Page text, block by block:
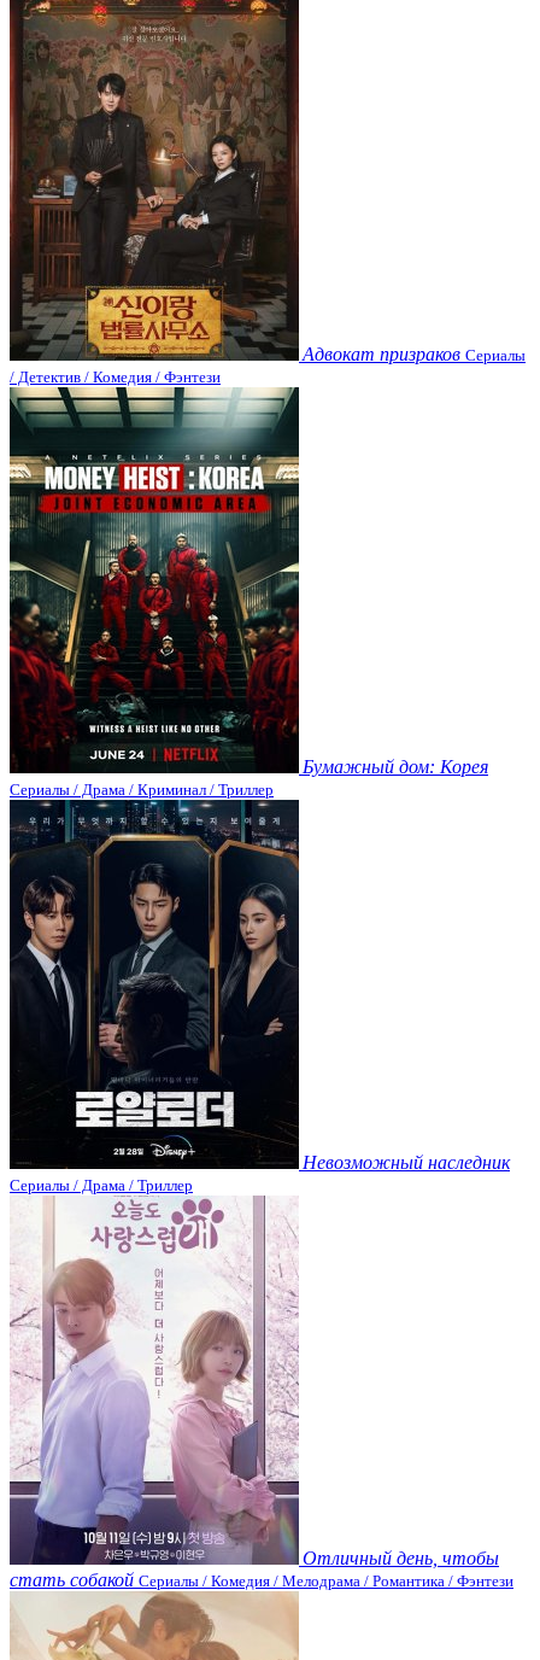
Адвокат призраков Сериалы
/ Детектив / Комедия / Фэнтези
Бумажный дом: Корея
Сериалы / Драма / Криминал / Триллер
Невозможный наследник
Сериалы / Драма / Триллер
Отличный день, чтобы
стать собакой Сериалы / Комедия / Мелодрама / Романтика / Фэнтези